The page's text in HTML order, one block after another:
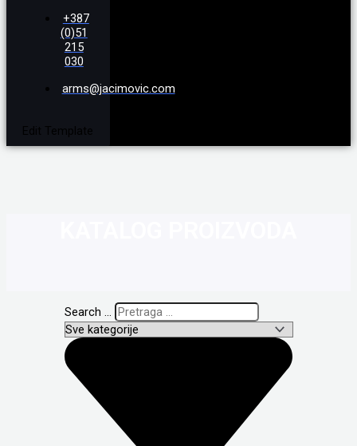
+387
(0)51
215
030
arms@jacimovic.com
Edit Template
Search ...